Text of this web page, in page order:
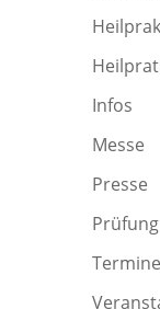
Infos
Messe
Presse
Prüfung
Termine